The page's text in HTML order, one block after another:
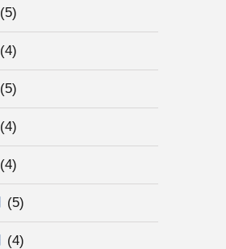
(5)
(4)
(5)
(4)
(4)
(5)
(4)